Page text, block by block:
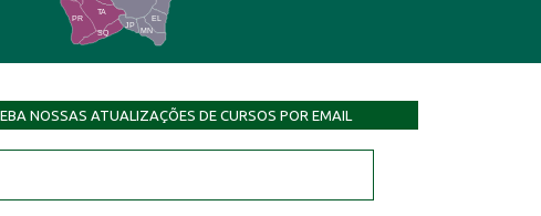
EL
JP
PR
TA
SQ MN
NOSSAS ATUALIZAÇÕES DE CURSOS POR EMAIL